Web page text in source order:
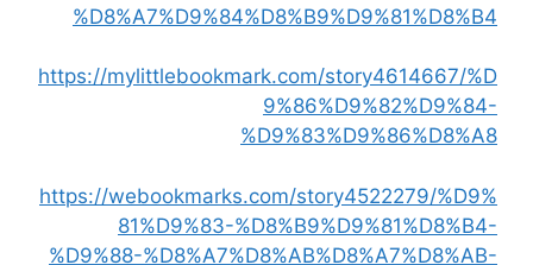
%D8%A7%D9%84%D8%B9%D9%81%D8%B4
https://mylittlebookmark.com/story4614667/%D
9%86%D9%82%D9%84-
%D9%83%D9%86%D8%A8
https://webookmarks.com/story4522279/%D9%
81%D9%83-%D8%B9%D9%81%D8%B4-
%D9%88-%D8%A7%D8%AB%D8%A7%D8%AB-